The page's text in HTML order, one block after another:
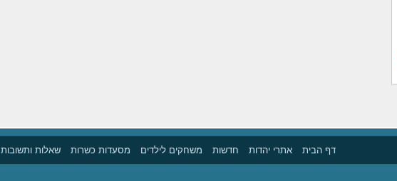
דף הבית אתרי יהדות חדשות משחקים לילדים מסעדות כשרות שאלות ותשובות